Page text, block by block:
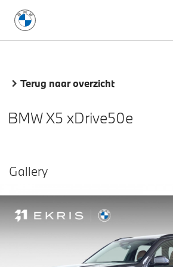
Terug naar overzicht
BMW X5 xDrive50e
Gallery